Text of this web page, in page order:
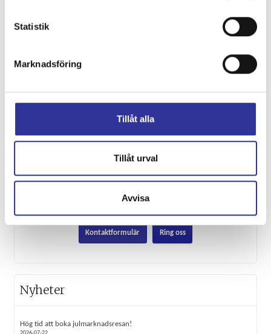
Statistik
Marknadsföring
Tillåt alla
Tillåt urval
Avvisa
Kontakta oss
1CVwgPn2Sz
Instagram: rokebussab
Röke 4107
Kontaktformulär Ring oss
Nyheter
Hög tid att boka julmarknadsresan!
2026-07-22